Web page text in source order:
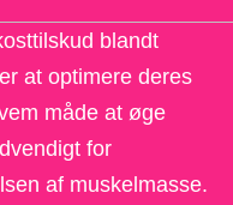
blandt
at optimere deres
måde at øge
for
af muskelmasse.